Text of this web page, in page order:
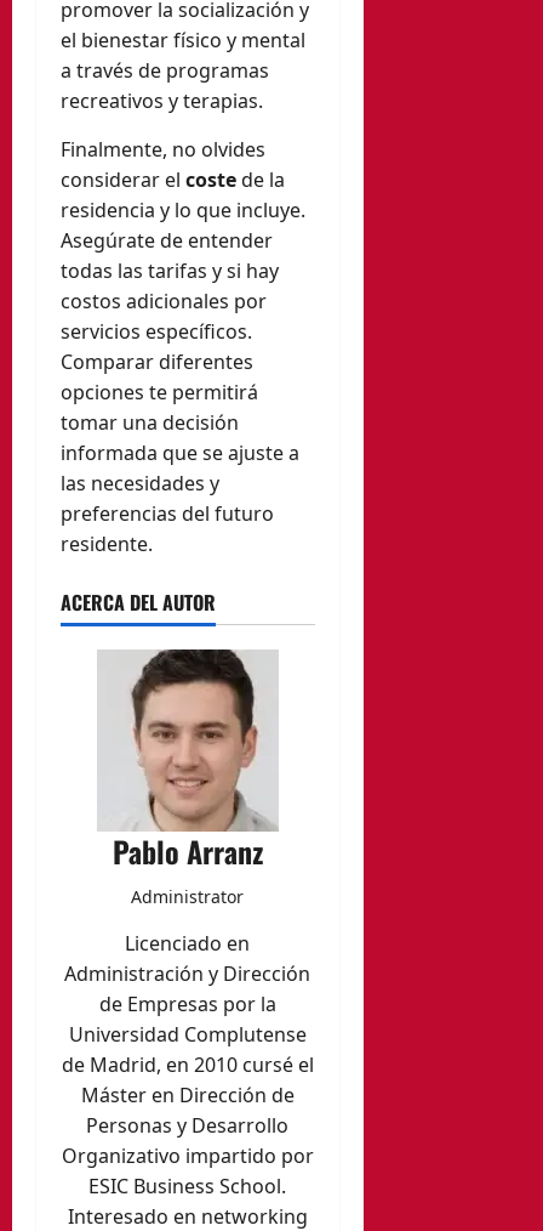
promover la socialización y
el bienestar físico y mental
a través de programas
recreativos y terapias.
Finalmente, no olvides
considerar el costede la
residencia y lo que incluye.
Asegúrate de entender
todas las tarifas y si hay
costos adicionales por
servicios específicos.
Comparar diferentes
opciones te permitirá
tomar una decisión
informada que se ajuste a
las necesidades y
preferencias del futuro
residente.
ACERCA DEL AUTOR
Pablo Arranz
Administrator
Licenciado en
Administración y Dirección
de Empresas por la
Universidad Complutense
de Madrid, en 2010 cursé el
Máster en Dirección de
Personas y Desarrollo
Organizativo impartido por
ESIC Business School.
Interesado en networking